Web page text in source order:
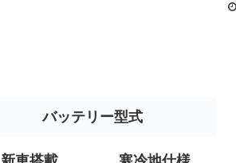
バッテリー型式